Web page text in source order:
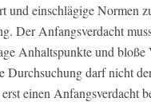
und einschlägige Normen
Der Anfangsverdacht
Anhaltspunkte und bloße
Durchsuchung darf nicht
einen Anfangsverdacht